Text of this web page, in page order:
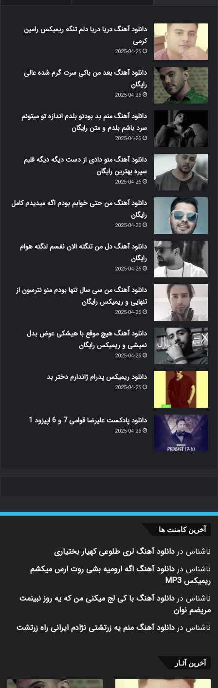
دانلود آهنگ دریا دریا دلم تنگه ریمیکس رامین
کرمی
2025-04-26
دانلود آهنگ بعد من باکی سرت گرم شده عالی
رایگان
2025-04-26
دانلود آهنگ منم بد بودنو بلدم اندازه تو میتونم
سرد باشم بلدم و متن رایگان
2025-04-26
دانلود آهنگ منو دادی از دست دیگه دیگه قلبم
سیره بهترین رایگان
2025-04-26
دانلود آهنگ من حتی خوابم بودم اگه میدیدم کامل
رایگان
2025-04-26
دانلود آهنگ دل من تنگته الان نفسم لنگته هوام
رایگان
2025-04-26
دانلود آهنگ من سی سال تنها بودم منو نترسون از
تنهایی و ریمیکس رایگان
2025-04-26
دانلود آهنگ هیچ موقع با هیشکی عوض بدل
نمیشی و ریمیکس رایگان
2025-04-26
دانلود ریمیکس پدرام ژاندارم دختر بد
2025-04-26
دانلود پادکست علیرضا قوامی 7 و 6 اپیزود 1
2025-04-26
آخرین کامنت ها
ناشناس در دانلود آهنگ لری طلوعی کهیار بختیاری
ناشناس در دانلود آهنگ اگه ارومیه بشی روت ارس میکشم
ریمیکس MP3
ناشناس در دانلود آهنگ با کی لج میکنی من که یه روز نبینمت
مریضم نوان
ناشناس در دانلود آهنگ منم یه زرتشتی نژادم ایرانی راه زرتشت
آخرین آثـار